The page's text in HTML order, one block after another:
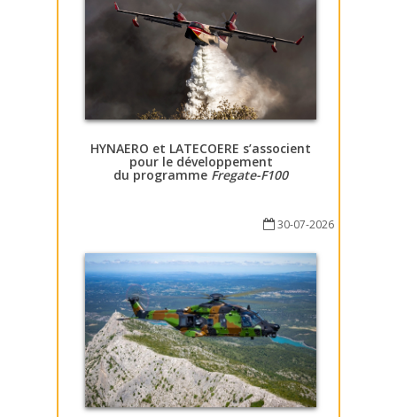
HYNAERO et LATECOERE s’associent
pour le développement
du programme Fregate-F100
30-07-2026